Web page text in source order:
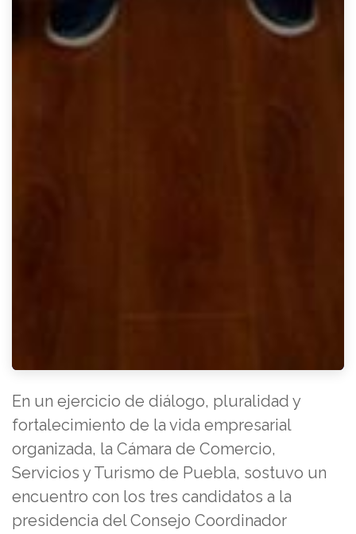
En un ejercicio de diálogo, pluralidad y
fortalecimiento de la vida empresarial
organizada, la Cámara de Comercio,
Servicios y Turismo de Puebla, sostuvo un
encuentro con los tres candidatos a la
presidencia del Consejo Coordinador